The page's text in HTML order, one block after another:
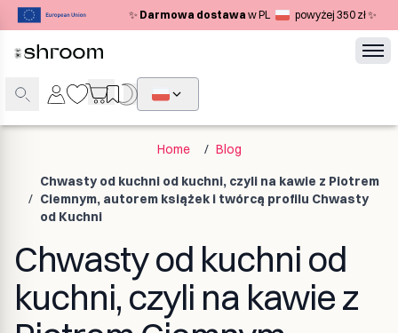
✨ Darmowa dostawaw PL powyżej 350 zł ✨
Home / Blog
/
Chwasty od kuchni od kuchni, czyli na kawie z Piotrem
Ciemnym, autorem książek i twórcą profilu Chwasty
od Kuchni
Chwasty od kuchni od
kuchni, czyli na kawie z